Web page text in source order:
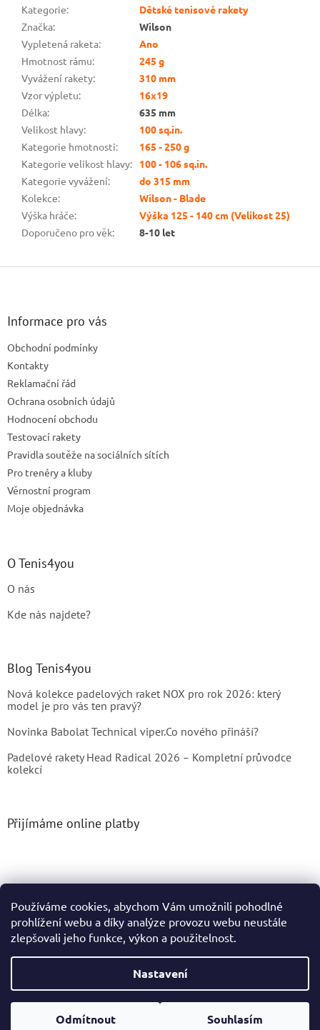
Používáme cookies, abychom Vám umožnili pohodlné
prohlížení webu a díky analýze provozu webu neustále
zlepšovali jeho funkce, výkon a použitelnost.
Nastavení
Odmítnout Souhlasím
Kategorie:
Dětské tenisové rakety
Značka:
Wilson
Vypletená raketa:
Ano
Hmotnost rámu:
245 g
Vyvážení rakety:
310 mm
Vzor výpletu:
16x19
Délka:
635 mm
Velikost hlavy:
100 sq.in.
Kategorie hmotnosti:
165 - 250 g
Kategorie velikost hlavy:
100 - 106 sq.in.
Kategorie vyvážení:
do 315 mm
Kolekce:
Wilson - Blade
Výška hráče:
Výška 125 - 140 cm (Velikost 25)
Doporučeno pro věk: 8-10 let
Z
Informace pro vás
Obchodní podmínky
Kontakty
Reklamační řád
Ochrana osobních údajů
Hodnocení obchodu
Testovací rakety
Pravidla soutěže na sociálních sítích
Pro trenéry a kluby
Věrnostní program
Moje objednávka
O Tenis4you
O nás
Kde nás najdete?
Blog Tenis4you
Nová kolekce padelových raket NOX pro rok 2026: který
model je pro vás ten pravý?
Novinka Babolat Technical viper.Co nového přináší?
Padelové rakety Head Radical 2026 – Kompletní průvodce
kolekcí
Přijímáme online platby
Vytvořil Shoptet
. Všechna práva vyhrazena.
Podle zákona o evidenci tržeb je prodávající povinen vystavit
kupujícímu účtenku. Zároveň je povinen zaevidovat přijatou